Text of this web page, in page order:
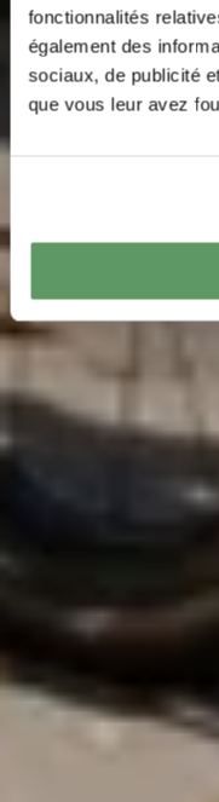
fonctionnalités
également des
sociaux, de publicité
que vous leur avez